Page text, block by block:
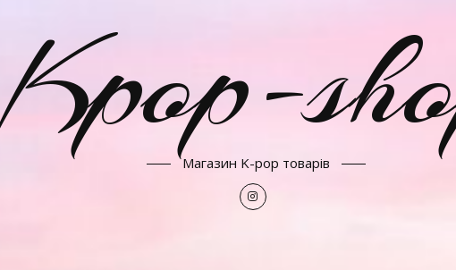
Kpop-
Магазин K-pop товарів